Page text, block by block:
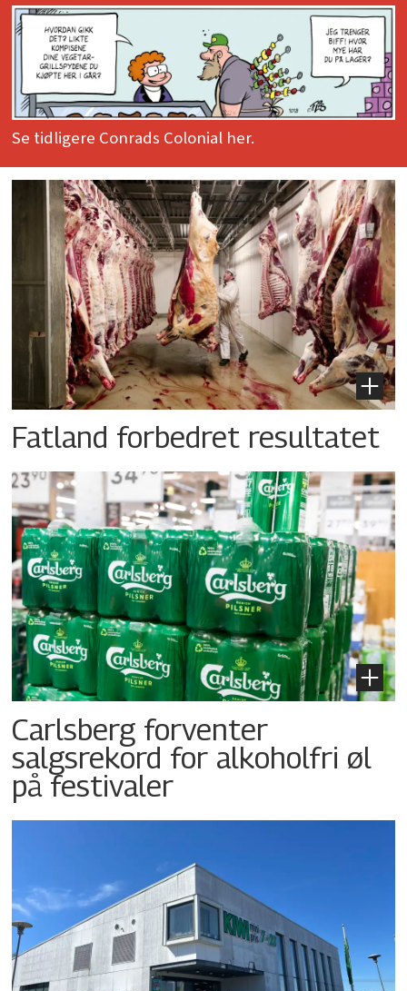
Se tidligere Conrads Colonial her.
Fatland forbedret resultatet
Carlsberg forventer
salgsrekord for alkoholfri øl
på festivaler